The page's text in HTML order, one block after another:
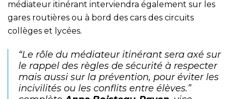
médiateur itinérant interviendra également sur les
gares routières ou à bord des cars des circuits
collèges et lycées.
“Le rôle du médiateur itinérant sera axé sur
le rappel des règles de sécurité à respecter
mais aussi sur la prévention, pour éviter les
incivilités ou les conflits entre élèves.”